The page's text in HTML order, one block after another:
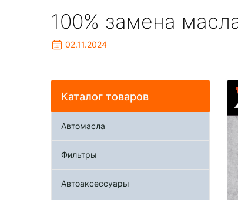
100% замена
02.11.2024
Каталог товаров
Автомасла
Фильтры
Автоаксессуары